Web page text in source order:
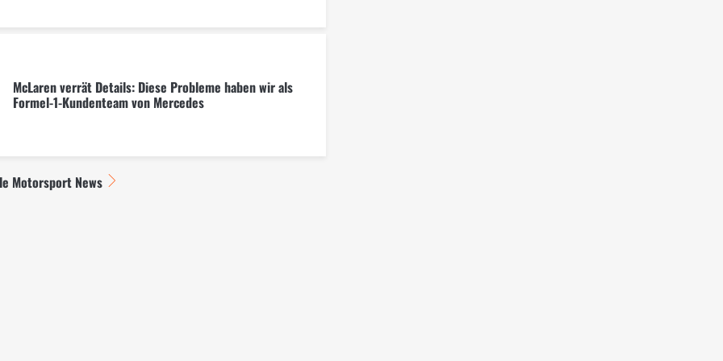
McLaren verrät Details: Diese Probleme haben wir als
Formel-1-Kundenteam von Mercedes
Motorsport News